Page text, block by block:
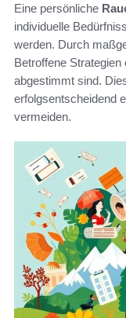
Eine persönliche
individuelle
werden. Durch
Betroffene
abgestimmt sind.
erfolgsentscheidend
vermeiden.